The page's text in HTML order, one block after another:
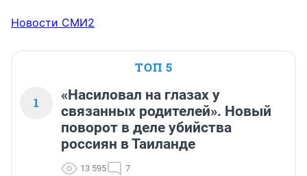
Новости СМИ2
ТОП 5
1
«Насиловал на глазах у
связанных родителей». Новый
поворот в деле убийства
россиян в Таиланде
13 595 7